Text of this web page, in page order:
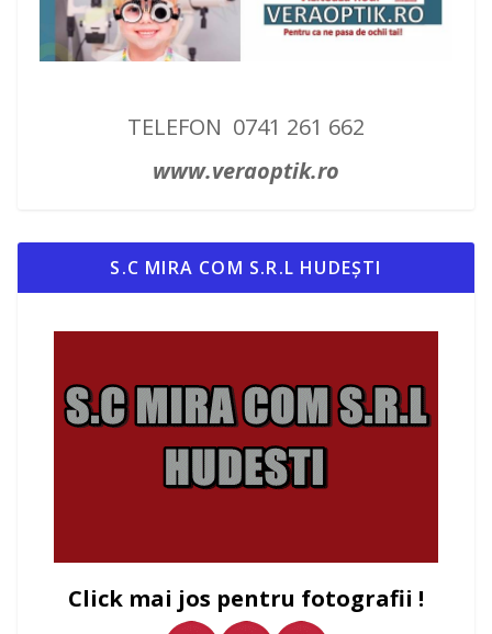
TELEFON 0741 261 662
www.veraoptik.ro
S.C MIRA COM S.R.L HUDEȘTI
Click mai jos pentru fotografii !